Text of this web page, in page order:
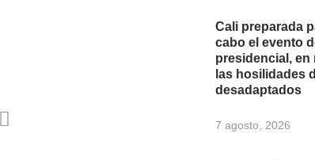
Cali preparada
cabo el evento
presidencial, en
las hosilidades
desadaptados
7 agosto, 2026